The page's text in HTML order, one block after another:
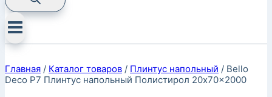
Главная / Каталог товаров / Плинтус напольный / Bello
Deco P7 Плинтус напольный Полистирол 20x70x2000